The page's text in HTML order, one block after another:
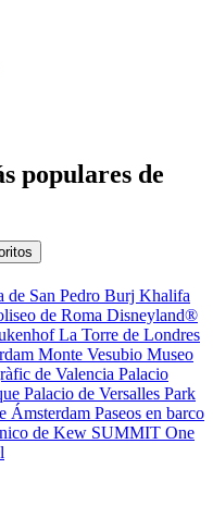
populares de
de San Pedro Burj Khalifa
de Roma Disneyland®
La Torre de Londres
Monte Vesubio Museo
de Valencia Palacio
Palacio de Versalles Park
Ámsterdam Paseos en barco
de Kew SUMMIT One